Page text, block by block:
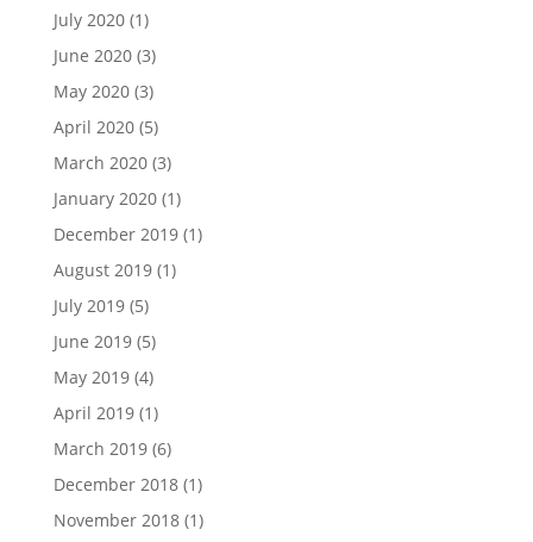
July 2020(1)
June 2020(3)
May 2020(3)
April 2020(5)
March 2020(3)
January 2020(1)
December 2019(1)
August 2019(1)
July 2019(5)
June 2019(5)
May 2019(4)
April 2019(1)
March 2019(6)
December 2018(1)
November 2018(1)